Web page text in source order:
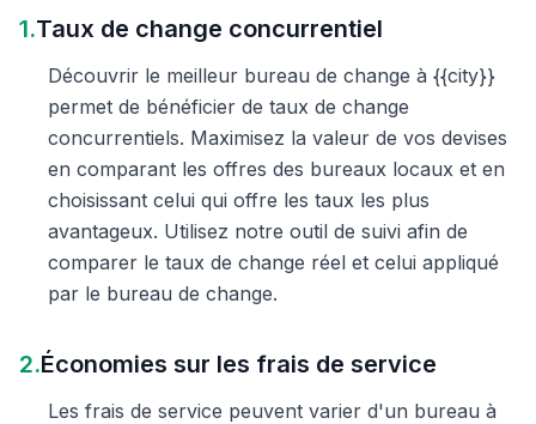
1.Taux de change concurrentiel
Découvrir le meilleur bureau de change à {{city}}
permet de bénéficier de taux de change
concurrentiels. Maximisez la valeur de vos devises
en comparant les offres des bureaux locaux et en
choisissant celui qui offre les taux les plus
avantageux. Utilisez notre outil de suivi afin de
comparer le taux de change réel et celui appliqué
par le bureau de change.
2.Économies sur les frais de service
Les frais de service peuvent varier d'un bureau à